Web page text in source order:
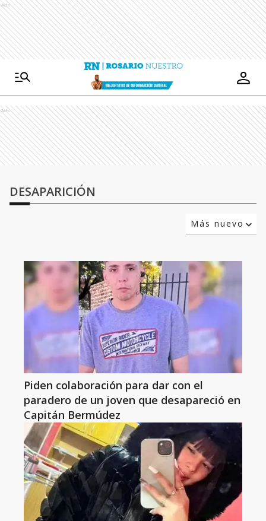
Ads
Ads
DESAPARICIÓN
Más nuevo
Piden colaboración para dar con el
paradero de un joven que desapareció en
Capitán Bermúdez